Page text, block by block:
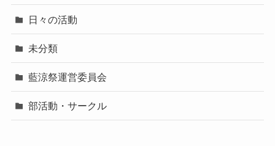
日々の活動
未分類
藍涼祭運営委員会
部活動・サークル